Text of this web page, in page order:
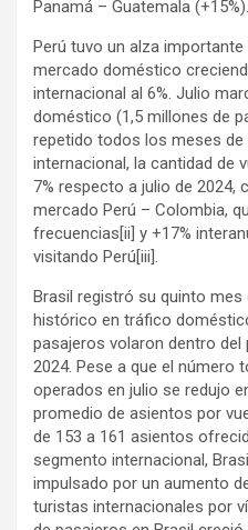
Panamá – Guatemala (+15%).
Perú tuvo un alza importante
mercado doméstico
internacional al 6%. Julio
doméstico (1,5 millones de
repetido todos los meses de
internacional, la cantidad de
7% respecto a julio de 2024,
mercado Perú – Colombia,
frecuencias[ii] y +17%
visitando Perú[iii].
Brasil registró su quinto
histórico en tráfico
pasajeros volaron dentro del
2024. Pese a que el número
operados en julio se redujo
promedio de asientos por
de 153 a 161 asientos
segmento internacional,
impulsado por un aumento
turistas internacionales por